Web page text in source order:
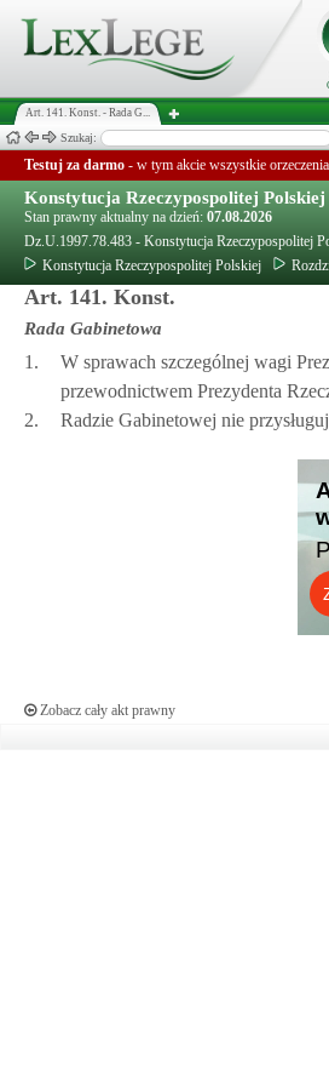
Art. 141. Konst. - Rada G...
Szukaj:
Testuj za darmo - w tym akcie wszystkie
Konstytucja Rzeczypospolitej Polskiej
Stan prawny aktualny na dzień: 07.08.2026
Dz.U.1997.78.483 - Konstytucja Rzeczypospolitej
Konstytucja Rzeczypospolitej Polskiej
Art. 141. Konst.
Rada Gabinetowa
1.
W sprawach szczególnej wagi
przewodnictwem Prezydenta
2.
Radzie Gabinetowej nie
Zobacz cały akt prawny